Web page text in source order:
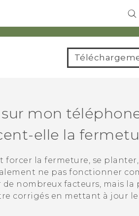
mon
elle la
forcer la fermeture, se
ne pas fonctionner
de nombreux facteurs, mais la
corrigés en mettant à jour